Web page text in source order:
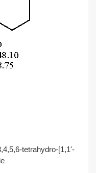
tetrahydro-[1,1'-